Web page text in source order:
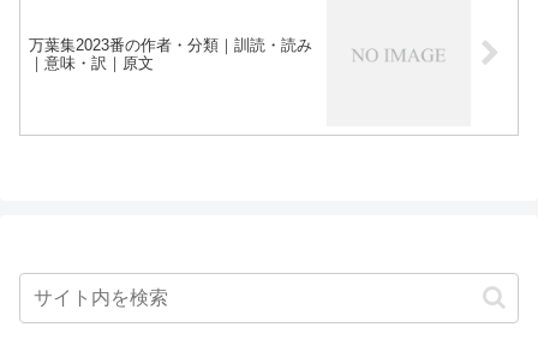
万葉集2023番の作者・分類｜訓読・読み
｜意味・訳｜原文